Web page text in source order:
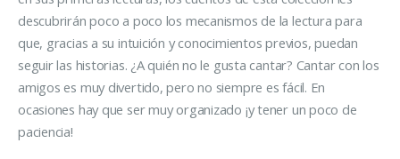
descubrirán poco a poco los mecanismos de la lectura para
que, gracias a su intuición y conocimientos previos, puedan
seguir las historias. ¿A quién no le gusta cantar? Cantar con los
amigos es muy divertido, pero no siempre es fácil. En
ocasiones hay que ser muy organizado ¡y tener un poco de
paciencia!